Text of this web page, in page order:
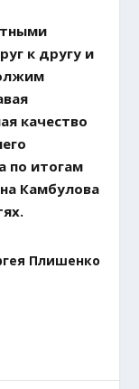
к другу и
качество
по итогам
Камбулова
Плишенко